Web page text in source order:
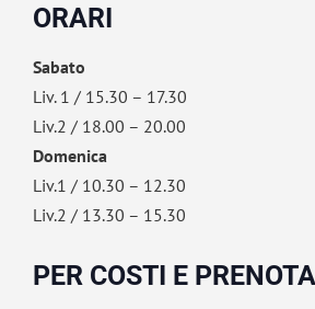
ORARI
Sabato
Liv. 1 / 15.30 – 17.30
Liv.2 / 18.00 – 20.00
Domenica
Liv.1 / 10.30 – 12.30
Liv.2 / 13.30 – 15.30
PER COSTI E